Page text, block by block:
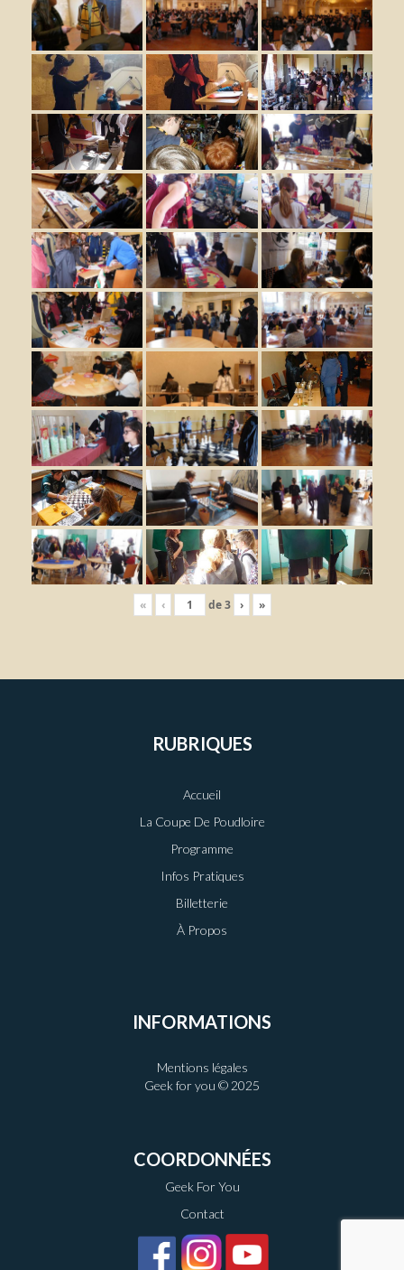
« ‹ de3 › »
RUBRIQUES
Accueil
La Coupe De Poudloire
Programme
Infos Pratiques
Billetterie
À Propos
INFORMATIONS
Mentions légales
Geek for you © 2025
COORDONNÉES
Geek For You
Contact